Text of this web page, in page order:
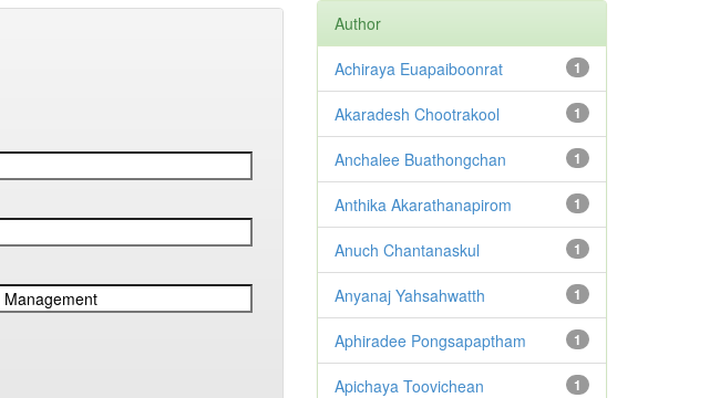
Author
1
Achiraya Euapaiboonrat
1
Akaradesh Chootrakool
1
Anchalee Buathongchan
1
Anthika Akarathanapirom
1
Anuch Chantanaskul
1
Anyanaj Yahsahwatth
1
Aphiradee Pongsapaptham
1
Apichaya Toovichean